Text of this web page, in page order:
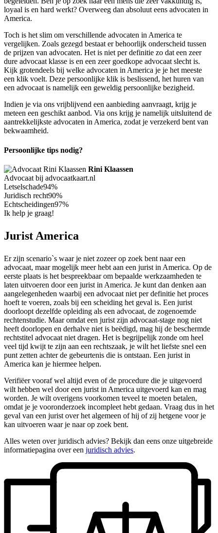
loyaal is en hard werkt? Overweeg dan absoluut eens advocaten in
America.
Toch is het slim om verschillende advocaten in America te
vergelijken. Zoals gezegd bestaat er behoorlijk onderscheid tussen
de prijzen van advocaten. Het is niet per definitie zo dat een zeer
dure advocaat klasse is en een zeer goedkope advocaat slecht is.
Kijk grotendeels bij welke advocaten in America je je het meeste
een klik voelt. Deze persoonlijke klik is beslissend, het huren van
een advocaat is namelijk een geweldig persoonlijke bezigheid.
Indien je via ons vrijblijvend een aanbieding aanvraagt, krijg je
meteen een geschikt aanbod. Via ons krijg je namelijk uitsluitend de
aantrekkelijkste advocaten in America, zodat je verzekerd bent van
bekwaamheid.
Persoonlijke tips nodig?
Rini Klaassen
Advocaat bij advocaatkaart.nl
Letselschade94%
Juridisch recht90%
Echtscheidingen97%
Ik help je graag!
Jurist America
Er zijn scenario`s waar je niet zozeer op zoek bent naar een
advocaat, maar mogelijk meer hebt aan een jurist in America. Op de
eerste plaats is het bespreekbaar om bepaalde werkzaamheden te
laten uitvoeren door een jurist in America. Je kunt dan denken aan
aangelegenheden waarbij een advocaat niet per definitie het proces
hoeft te voeren, zoals bij een scheiding het geval is. Een jurist
doorloopt dezelfde opleiding als een advocaat, de zogenoemde
rechtenstudie. Maar omdat een jurist zijn advocaat-stage nog niet
heeft doorlopen en derhalve niet is beëdigd, mag hij de beschermde
rechtstitel advocaat niet dragen. Het is begrijpelijk zonde om heel
veel tijd kwijt te zijn aan een rechtszaak, je wilt het liefste snel een
punt zetten achter de gebeurtenis die is ontstaan. Een jurist in
America kan je hiermee helpen.
Verifiëer vooraf wel altijd even of de procedure die je uitgevoerd
wilt hebben wel door een jurist in America uitgevoerd kan en mag
worden. Je wilt overigens voorkomen teveel te moeten betalen,
omdat je je vooronderzoek incompleet hebt gedaan. Vraag dus in het
geval van een jurist over het algemeen of hij of zij hetgene voor je
kan uitvoeren waar je naar op zoek bent.
Alles weten over juridisch advies? Bekijk dan eens onze uitgebreide
informatiepagina over een juridisch advies.